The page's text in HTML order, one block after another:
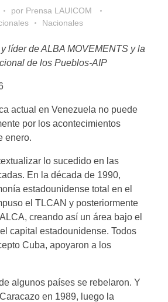
por Prensa LAUICOM
Nacionales
líder de ALBA MOVEMENTS y ​​la
de los Pueblos-AIP
actual en Venezuela no puede
por los acontecimientos
enero.
lo sucedido en las
En la década de 1990,
estadounidense total en el
el TLCAN y posteriormente
creando así un área bajo el
capital estadounidense. Todos
Cuba, apoyaron a los
algunos países se rebelaron. Y
en 1989, luego la